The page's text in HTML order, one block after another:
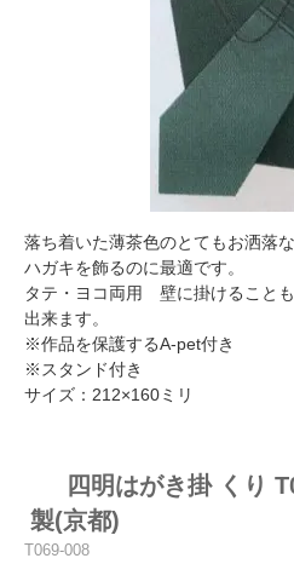
落ち着いた薄茶色のとてもお洒落
ハガキを飾るのに最適です。
タテ・ヨコ両用 壁に掛けること
出来ます。
※作品を保護するA-pet付き
※スタンド付き
サイズ：212×160ミリ
四明はがき掛 くり
製(京都)
T069-008